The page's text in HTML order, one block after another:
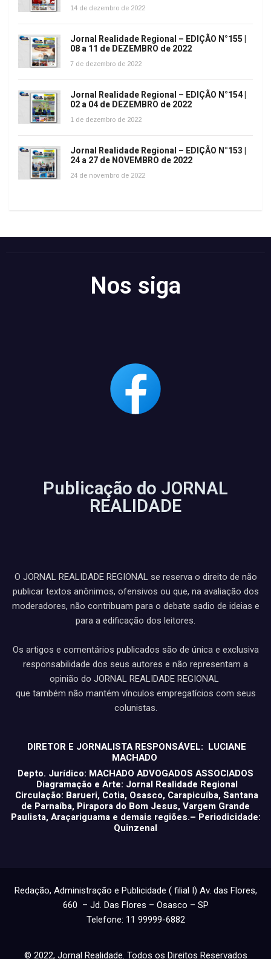
14 de dezembro de 2022
Jornal Realidade Regional – EDIÇÃO N°155 |
08 a 11 de DEZEMBRO de 2022
7 de dezembro de 2022
Jornal Realidade Regional – EDIÇÃO N°154 |
02 a 04 de DEZEMBRO de 2022
1 de dezembro de 2022
Jornal Realidade Regional – EDIÇÃO N°153 |
24 a 27 de NOVEMBRO de 2022
24 de novembro de 2022
Nos siga
Publicação do JORNAL
REALIDADE
O JORNAL REALIDADE REGIONAL se reserva o direito de não
publicar textos anônimos, ofensivos ou que, na avaliação dos
moderadores, não contribuam para o debate sadio de ideias e
para a edificação dos leitores.
Os artigos e comentários publicados são de única e exclusiva
responsabilidade dos seus autores e não representam a
opinião do JORNAL REALIDADE REGIONAL
que também não mantém vínculos empregatícios com seus
colunistas.
DIRETOR E JORNALISTA RESPONSÁVEL: LUCIANE
MACHADO
Depto. Jurídico: MACHADO ADVOGADOS ASSOCIADOS
Diagramação e Arte: Jornal Realidade Regional
Circulação: Barueri, Cotia, Osasco, Carapicuíba, Santana
de Parnaíba, Pirapora do Bom Jesus, Vargem Grande
Paulista, Araçariguama e demais regiões.– Periodicidade:
Quinzenal
Redação, Administração e Publicidade ( filial I) Av. das Flores,
660 – Jd. Das Flores – Osasco – SP
Telefone: 11 99999-6882
© 2022, Jornal Realidade. Todos os Direitos Reservados